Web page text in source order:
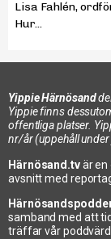
Lisa Fahlén,
Hur...
Yippie Härnösand
Yippie finns
offentliga platser.
nr/år (uppehåll
Härnösand.tvär en
avsnitt med
samband med att
träffar vår poddvärd